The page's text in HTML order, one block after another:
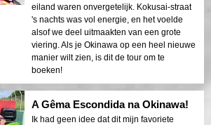
eiland waren onvergetelijk. Kokusai-straat
's nachts was vol energie, en het voelde
alsof we deel uitmaakten van een grote
viering. Als je Okinawa op een heel nieuwe
manier wilt zien, is dit de tour om te
boeken!
A Gêma Escondida na Okinawa!
Ik had geen idee dat dit mijn favoriete